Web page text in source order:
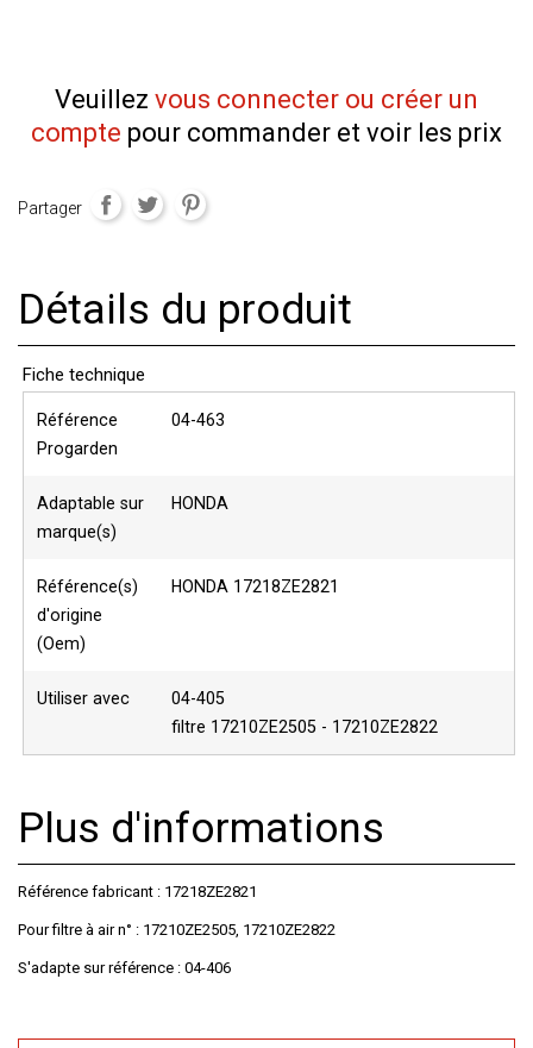
Veuillez vous connecter ou créer un
compte pour commander et voir les prix
Partager
Détails du produit
Fiche technique
Référence
Progarden
04-463
Adaptable sur
marque(s)
HONDA
Référence(s)
d'origine
(Oem)
HONDA 17218ZE2821
Utiliser avec
04-405
filtre 17210ZE2505 - 17210ZE2822
Plus d'informations
Référence fabricant : 17218ZE2821
Pour filtre à air n° : 17210ZE2505, 17210ZE2822
S'adapte sur référence : 04-406